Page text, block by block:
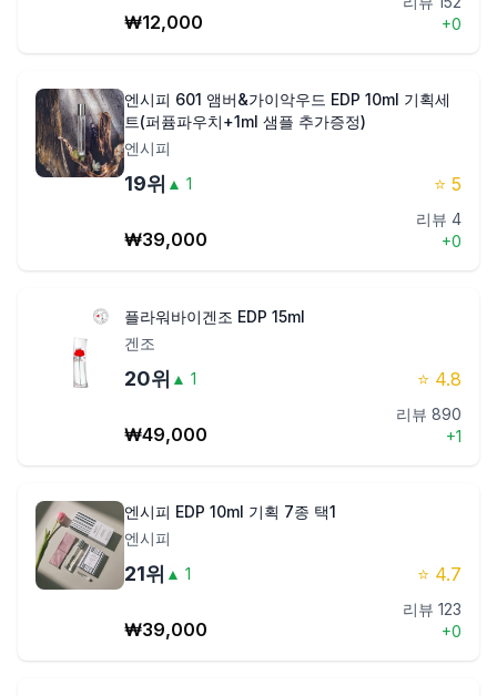
₩12,000
+0
엔시피 601 앰버&가이악우드 EDP 10ml 기획세
트(퍼퓸파우치+1ml 샘플 추가증정)
엔시피
19위 ▲ 1 ⭐ 5
₩39,000
리뷰 4
+0
플라워바이겐조 EDP 15ml
겐조
20위 ▲ 1 ⭐ 4.8
₩49,000
리뷰 890
+1
엔시피 EDP 10ml 기획 7종 택1
엔시피
21위 ▲ 1 ⭐ 4.7
₩39,000
리뷰 123
+0